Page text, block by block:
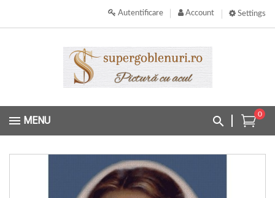
Settings
Account
Autentificare
0
MENU